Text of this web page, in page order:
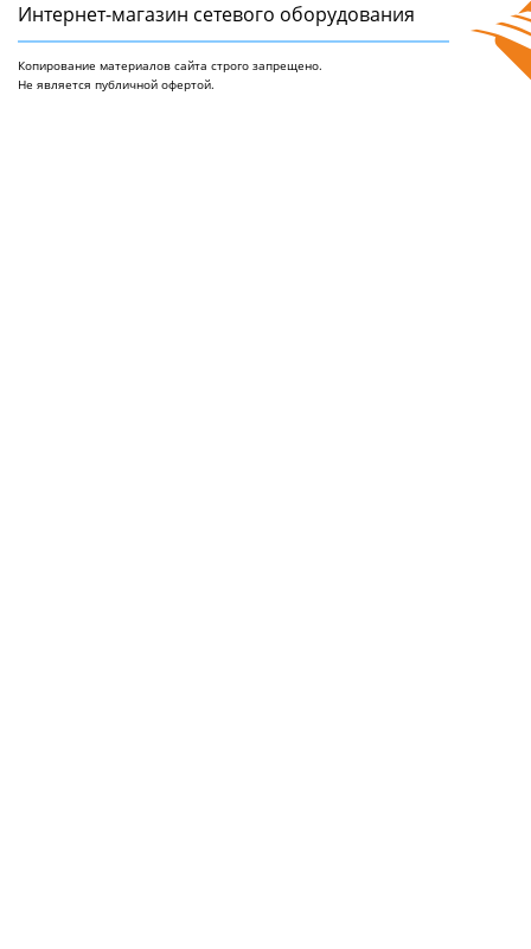
Интернет-магазин сетeвого оборудования
Копирование материалов сайта строго запрещено.
Не является публичной офертой.